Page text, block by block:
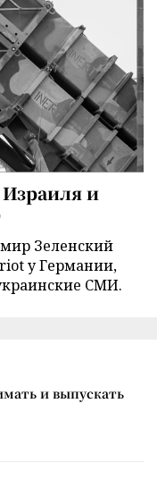
и
Зеленский
у Германии,
СМИ.
и выпускать